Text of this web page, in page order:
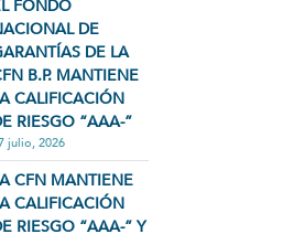
FONDO
DE
DE LA
B.P. MANTIENE
CALIFICACIÓN
RIESGO “AAA-”
julio, 2026
CFN MANTIENE
CALIFICACIÓN
RIESGO “AAA-” Y